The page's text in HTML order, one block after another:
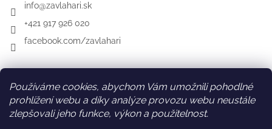
Používáme cookies, abychom Vám umožnili pohodlné
prohlížení webu a díky analýze provozu webu neustále
zlepšovali jeho funkce, výkon a použitelnost.
info@zavlahari.sk
+421 917 926 020
facebook.com/zavlahari
SK AT DE